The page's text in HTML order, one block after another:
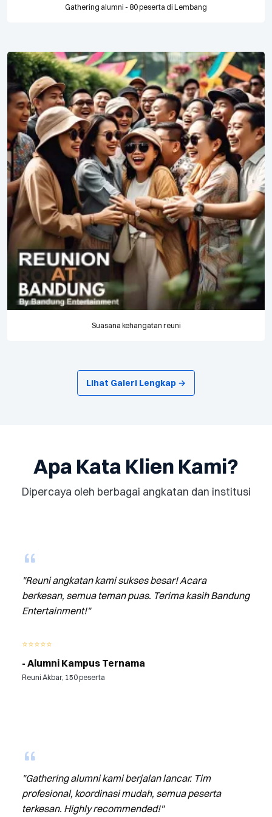
Gathering alumni - 80 peserta di Lembang
Suasana kehangatan reuni
Lihat Galeri Lengkap →
Apa Kata Klien Kami?
Dipercaya oleh berbagai angkatan dan institusi
"Reuni angkatan kami sukses besar! Acara
berkesan, semua teman puas. Terima kasih Bandung
Entertainment!"
⭐⭐⭐⭐⭐
- Alumni Kampus Ternama
Reuni Akbar, 150 peserta
"Gathering alumni kami berjalan lancar. Tim
profesional, koordinasi mudah, semua peserta
terkesan. Highly recommended!"